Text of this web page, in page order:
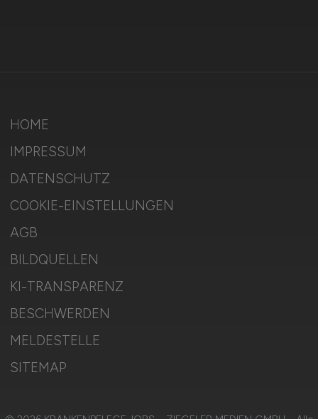
HOME
IMPRESSUM
DATENSCHUTZ
COOKIE-EINSTELLUNGEN
AGB
BILDQUELLEN
KI-TRANSPARENZ
BESCHWERDEN
MELDESTELLE
SITEMAP